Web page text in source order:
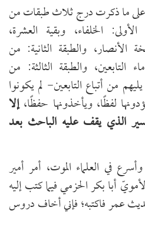
ما ذكرت درج ثلاث طبقات من
الخلفاء، وبقية العشرة،
الأنصار، والطبقة الثانية: من
التابعين، والطبقة الثالثة: من
من أتباع التابعين- لم يكونوا
لفظًا، ويأخذونها حفظًا،إلا
الذي يقف عليه الباحث بعد
في العلماء الموت، أمر أمير
أبا بكر الحزمي فيما كتب إليه
عمر فاكتبه؛ فإني أخاف دروس